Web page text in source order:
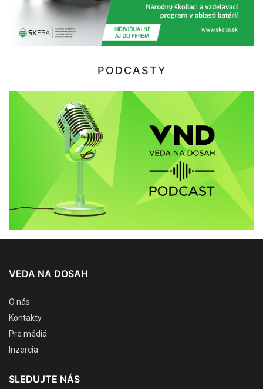
PODCASTY
VEDA NA DOSAH
O nás
Kontakty
Pre médiá
Inzercia
SLEDUJTE NÁS